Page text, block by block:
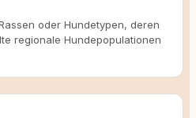
oder Hundetypen, deren
regionale Hundepopulationen